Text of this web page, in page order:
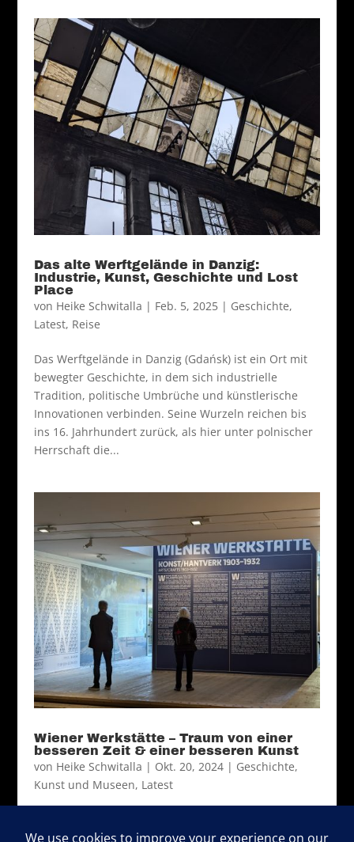
Das alte Werftgelände in Danzig:
Industrie, Kunst, Geschichte und Lost
Place
von Heike Schwitalla | Feb. 5, 2025| Geschichte,
Latest, Reise
Das Werftgelände in Danzig (Gdańsk) ist ein Ort mit
bewegter Geschichte, in dem sich industrielle
Tradition, politische Umbrüche und künstlerische
Innovationen verbinden. Seine Wurzeln reichen bis
ins 16. Jahrhundert zurück, als hier unter polnischer
Herrschaft die...
Wiener Werkstätte – Traum von einer
besseren Zeit & einer besseren Kunst
von Heike Schwitalla | Okt. 20, 2024| Geschichte,
Kunst und Museen, Latest
Jahrhundertwende war Wien das Zentrum